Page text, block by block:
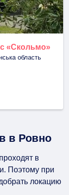
«Скольмо»
область
в Ровно
в
Поэтому при
локацию